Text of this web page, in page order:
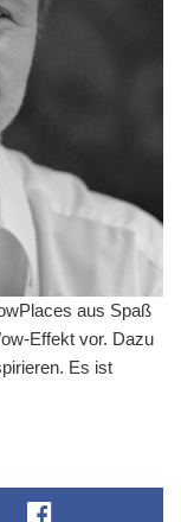
aus Spaß
Effekt vor. Dazu
Es ist